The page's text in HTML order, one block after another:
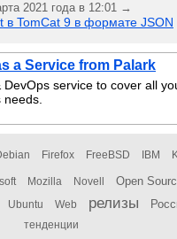
2021 года в 12:01 →
в TomCat 9 в формате JSON
a Service from Palark
DevOps service to cover all
Firefox FreeBSD IBM
Mozilla Novell Open
Ubuntu Web релизы
тенденции